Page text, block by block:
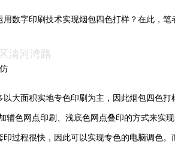
用数字印刷技术实现烟包四色打样？在此，
以大面积实地专色印刷为主，因此烟包四色
辅色网点印刷、浅底色网点叠印的方式来实
过程很快，因此可以实现专色的电脑调色
清河湾路